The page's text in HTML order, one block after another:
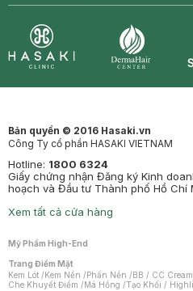
Bản quyền © 2016 Hasaki.vn
Công Ty cổ phần HASAKI VIETNAM
Hotline: 1800 6324
Giấy chứng nhận Đăng ký Kinh
hoạch và Đầu tư Thành phố Hồ Chí
Xem tất cả cửa hàng
Mỹ Phẩm High-End
Trang Điểm Mặt
Kem Lót /Kem Nền /Phấn Nền /BB / CC Cream
Che Khuyết Điểm /Má Hồng /Tạo Khối /